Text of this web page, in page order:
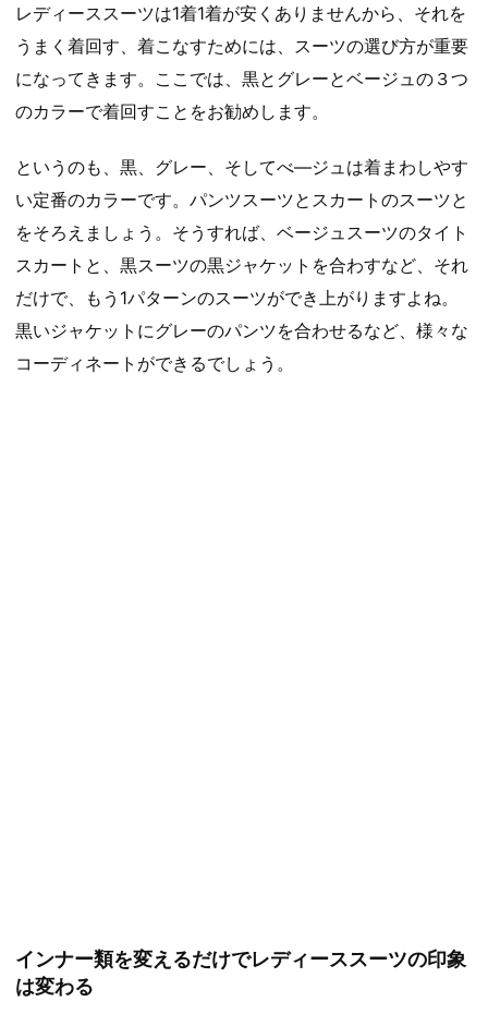
レディーススーツは1着1着が安くありませんから、それを
うまく着回す、着こなすためには、スーツの選び方が重要
になってきます。ここでは、黒とグレーとベージュの３つ
のカラーで着回すことをお勧めします。
というのも、黒、グレー、そしてべ―ジュは着まわしやす
い定番のカラーです。パンツスーツとスカートのスーツと
をそろえましょう。そうすれば、ベージュスーツのタイト
スカートと、黒スーツの黒ジャケットを合わすなど、それ
だけで、もう1パターンのスーツができ上がりますよね。
黒いジャケットにグレーのパンツを合わせるなど、様々な
コーディネートができるでしょう。
インナー類を変えるだけでレディーススーツの印象
は変わる